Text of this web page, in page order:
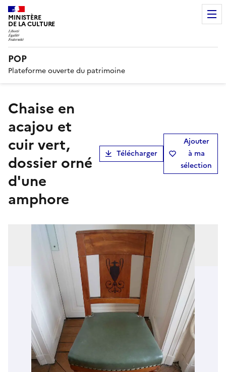
MINISTÈRE
DE LA CULTURE
POP
Plateforme ouverte du patrimoine
Chaise en
acajou et
cuir vert,
dossier orné
d'une
amphore
Télécharger
Ajouter
à ma
sélection